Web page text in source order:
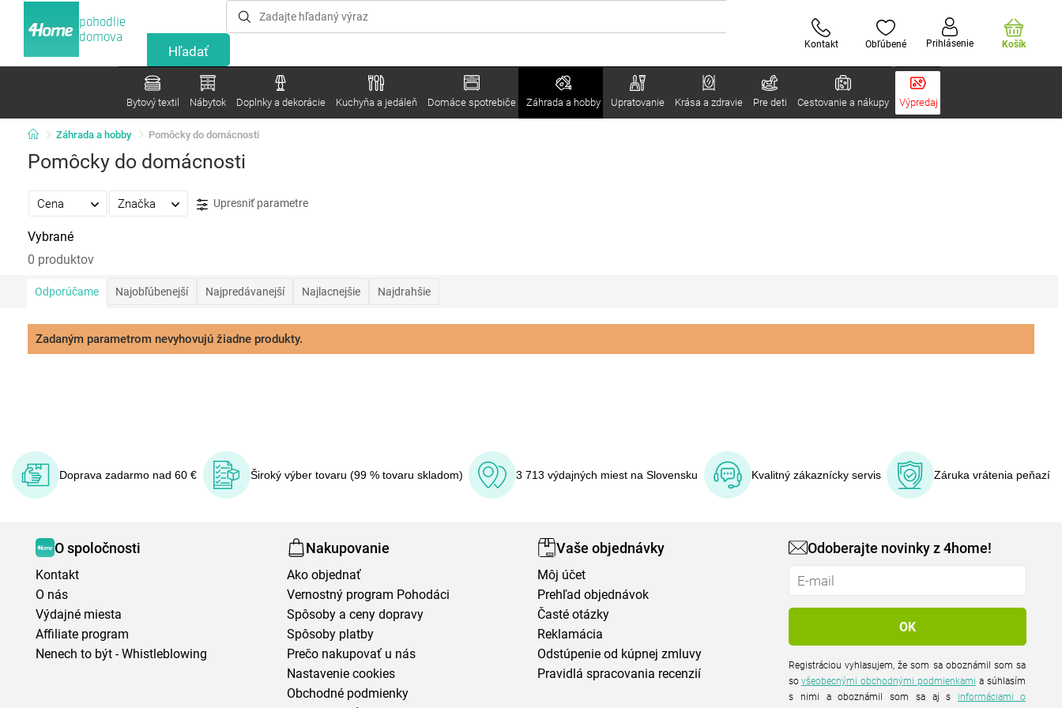
pohodlie
domova
Kontakt Obľúbené Prihlásenie Košík
Bytový textil Nábytok Doplnky a dekorácie Kuchyňa a jedáleň Domáce spotrebiče Záhrada a hobby Upratovanie Krása a zdravie Pre deti Cestovanie a nákupy Výpredaj
Záhrada a hobby Pomôcky do domácnosti
Pomôcky do domácnosti
Cena Značka Upresniť parametre
Vybrané
0 produktov
Odporúčame Najobľúbenejší Najpredávanejší Najlacnejšie Najdrahšie
Zadaným parametrom nevyhovujú žiadne produkty.
Doprava zadarmo nad 60 € Široký výber tovaru (99 % tovaru skladom) 3 713 výdajných miest na Slovensku Kvalitný zákaznícky servis Záruka vrátenia peňazí
O spoločnosti
Kontakt
O nás
Výdajné miesta
Affiliate program
Nenech to být - Whistleblowing
Nakupovanie
Ako objednať
Vernostný program Pohodáci
Spôsoby a ceny dopravy
Spôsoby platby
Prečo nakupovať u nás
Nastavenie cookies
Obchodné podmienky
Vaše objednávky
Môj účet
Prehľad objednávok
Časté otázky
Reklamácia
Odstúpenie od kúpnej zmluvy
Pravidlá spracovania recenzií
Odoberajte novinky z 4home!
Registráciou vyhlasujem, že som sa oboznámil som sa
sovšeobecnými obchodnými podmienkami a súhlasím
s nimi a oboznámil som sa aj s informáciami o